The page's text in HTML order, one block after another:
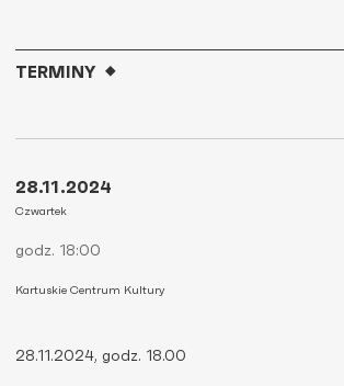
28.11.2024, godz. 18.00
TERMINY
28.11.2024
Czwartek
godz. 18:00
Kartuskie Centrum Kultury